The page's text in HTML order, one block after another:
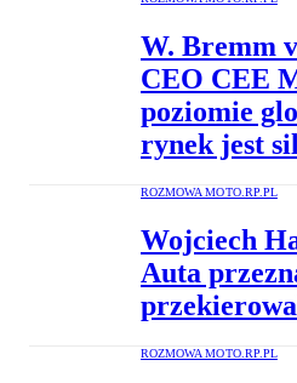
W. Bremm
CEO CEE
poziomie
rynek jest
ROZMOWA MOTO.RP.PL
Wojciech
Auta
ROZMOWA MOTO.RP.PL